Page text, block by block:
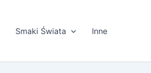
Smaki Świata Inne